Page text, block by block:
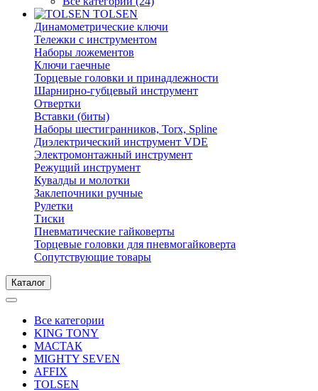
TOLSEN
Динамометрические ключи
Тележки с инструментом
Наборы ложементов
Ключи гаечные
Торцевые головки и принадлежности
Шарнирно-губцевый инструмент
Отвертки
Вставки (биты)
Наборы шестигранников, Torx, Spline
Диэлектрический инструмент VDE
Электромонтажный инструмент
Режущий инструмент
Кувалды и молотки
Заклепочники ручные
Рулетки
Тиски
Пневматические гайковерты
Торцевые головки для пневмогайковерта
Сопутствующие товары
Каталог
Все категории
KING TONY
МАСТАК
MIGHTY SEVEN
AFFIX
TOLSEN